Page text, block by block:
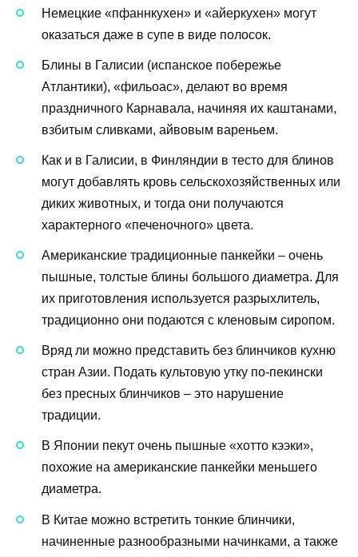
Немецкие «пфаннкухен» и «айеркухен» могут
оказаться даже в супе в виде полосок.
Блины в Галисии (испанское побережье
Атлантики), «фильоас», делают во время
праздничного Карнавала, начиняя их каштанами,
взбитым сливками, айвовым вареньем.
Как и в Галисии, в Финляндии в тесто для блинов
могут добавлять кровь сельскохозяйственных или
диких животных, и тогда они получаются
характерного «печеночного» цвета.
Американские традиционные панкейки – очень
пышные, толстые блины большого диаметра. Для
их приготовления используется разрыхлитель,
традиционно они подаются с кленовым сиропом.
Вряд ли можно представить без блинчиков кухню
стран Азии. Подать культовую утку по-пекински
без пресных блинчиков – это нарушение
традиции.
В Японии пекут очень пышные «хотто кээки»,
похожие на американские панкейки меньшего
диаметра.
В Китае можно встретить тонкие блинчики,
начиненные разнообразными начинками, а также